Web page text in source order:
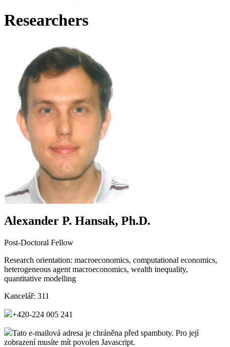
Researchers
Alexander P. Hansak, Ph.D.
Post-Doctoral Fellow
Research orientation: macroeconomics, computational economics,
heterogeneous agent macroeconomics, wealth inequality,
quantitative modelling
Kancelář: 311
+420-224 005 241
Tato e-mailová adresa je chráněna před spamboty. Pro její
zobrazení musíte mít povolen Javascript.